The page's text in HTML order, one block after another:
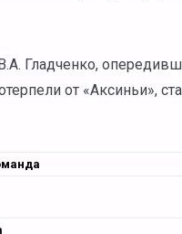
Гладченко,
от «Аксиньи»,